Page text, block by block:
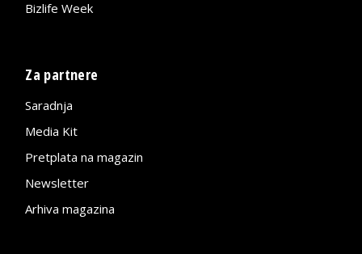
Bizlife Week
Za partnere
Saradnja
Media Kit
Pretplata na magazin
Newsletter
Arhiva magazina